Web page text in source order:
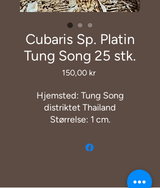
Cubaris Sp. Platin
Tung Song 25 stk.
150,00 krPris
Hjemsted: Tung Song
distriktet Thailand
Størrelse: 1 cm.
grader.
Cubaris og en av de aller